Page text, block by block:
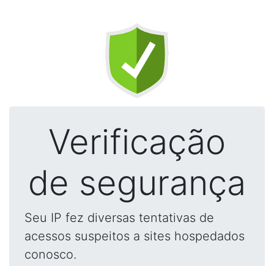
Verificação
de segurança
Seu IP fez diversas tentativas de
acessos suspeitos a sites hospedados
conosco.